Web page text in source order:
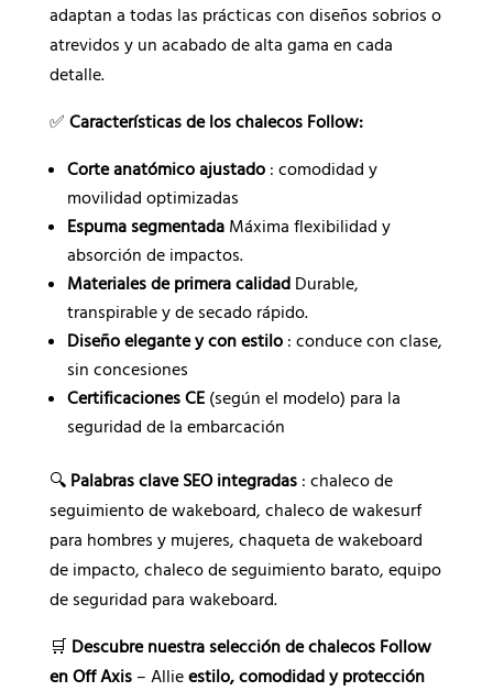
adaptan a todas las prácticas con diseños sobrios o
atrevidos y un acabado de alta gama en cada
detalle.
✅ Características de los chalecos Follow:
Corte anatómico ajustado: comodidad y
movilidad optimizadas
Espuma segmentadaMáxima flexibilidad y
absorción de impactos.
Materiales de primera calidadDurable,
transpirable y de secado rápido.
Diseño elegante y con estilo: conduce con clase,
sin concesiones
Certificaciones CE(según el modelo) para la
seguridad de la embarcación
🔍 Palabras clave SEO integradas: chaleco de
seguimiento de wakeboard, chaleco de wakesurf
para hombres y mujeres, chaqueta de wakeboard
de impacto, chaleco de seguimiento barato, equipo
de seguridad para wakeboard.
🛒 Descubre nuestra selección de chalecos Follow
en Off Axis– Allieestilo, comodidad y protección